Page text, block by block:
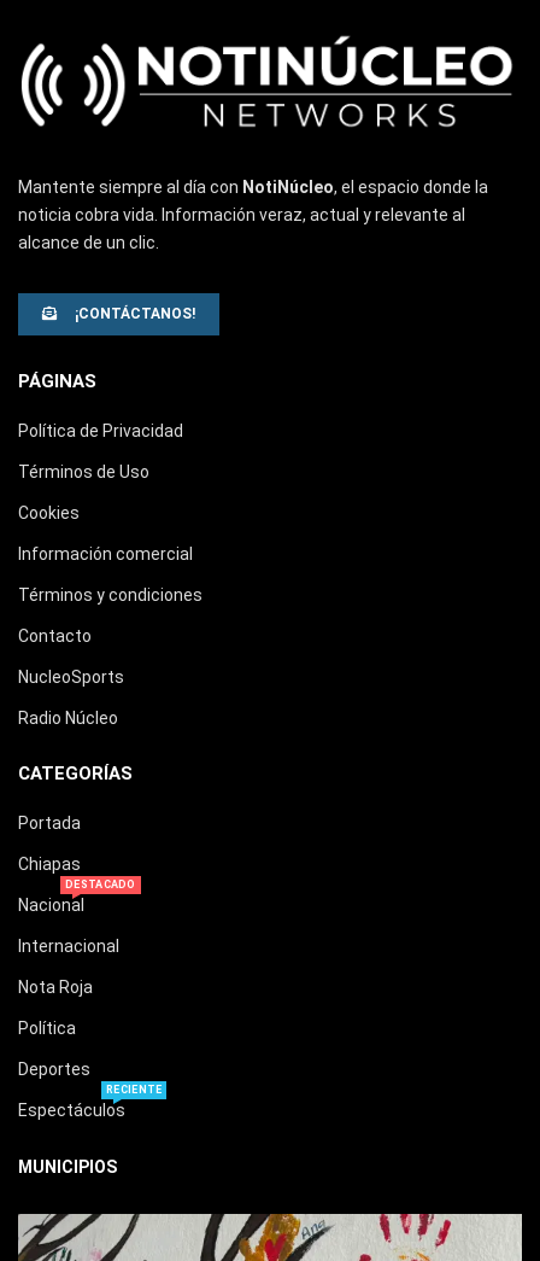
Mantente siempre al día con NotiNúcleo, el espacio donde la
noticia cobra vida. Información veraz, actual y relevante al
alcance de un clic.
¡CONTÁCTANOS!
PÁGINAS
Política de Privacidad
Términos de Uso
Cookies
Información comercial
Términos y condiciones
Contacto
NucleoSports
Radio Núcleo
CATEGORÍAS
Portada
Chiapas
Nacional
DESTACADO
Internacional
Nota Roja
Política
Deportes
Espectáculos
RECIENTE
MUNICIPIOS